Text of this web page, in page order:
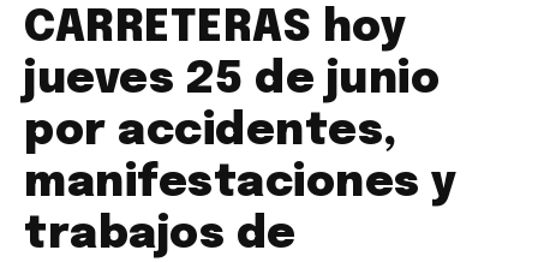
CARRETERAS hoy
jueves 25 de junio
por accidentes,
manifestaciones y
trabajos de